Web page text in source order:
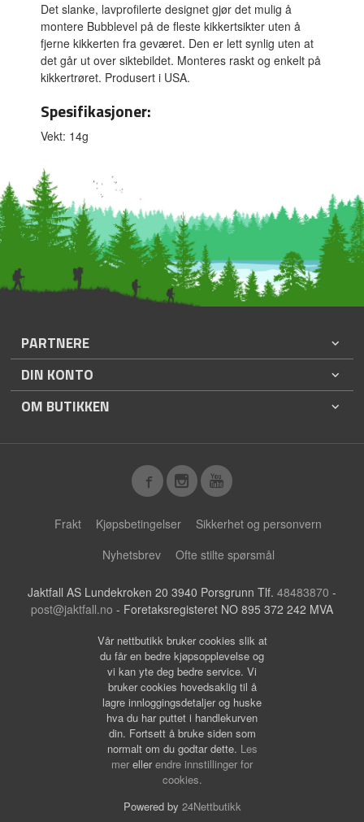
Det slanke, lavprofilerte designet gjør det mulig å
montere Bubblevel på de fleste kikkertsikter uten å
fjerne kikkerten fra geværet. Den er lett synlig uten at
det går ut over siktebildet. Monteres raskt og enkelt på
kikkertrøret. Produsert i USA.
Spesifikasjoner:
Vekt: 14g
PARTNERE
DIN KONTO
OM BUTIKKEN
Frakt Kjøpsbetingelser
Sikkerhet og personvern
Nyhetsbrev
Ofte stilte spørsmål
Jaktfall AS Lundekroken 20 3940 Porsgrunn Tlf. 48483870 -
post@jaktfall.no - Foretaksregisteret NO 895 372 242 MVA
Vår nettbutikk bruker cookies slik at
du får en bedre kjøpsopplevelse og
vi kan yte deg bedre service. Vi
bruker cookies hovedsaklig til å
lagre innloggingsdetaljer og huske
hva du har puttet i handlekurven
din. Fortsett å bruke siden som
normalt om du godtar dette. Les
mer ellerendre innstillinger for
cookies.
Powered by 24Nettbutikk